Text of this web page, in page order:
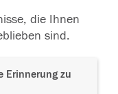
die Ihnen
sind.
Erinnerung zu